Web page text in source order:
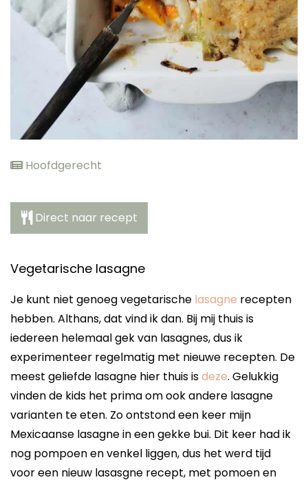
Hoofdgerecht
Direct naar recept
Vegetarische lasagne
Je kunt niet genoeg vegetarische lasagne recepten
hebben. Althans, dat vind ik dan. Bij mij thuis is
iedereen helemaal gek van lasagnes, dus ik
experimenteer regelmatig met nieuwe recepten. De
meest geliefde lasagne hier thuis isdeze. Gelukkig
vinden de kids het prima om ook andere lasagne
varianten te eten. Zo ontstond een keer mijn
Mexicaanse lasagne in een gekke bui. Dit keer had ik
nog pompoen en venkel liggen, dus het werd tijd
voor een nieuw lasasgne recept, met pomoen en